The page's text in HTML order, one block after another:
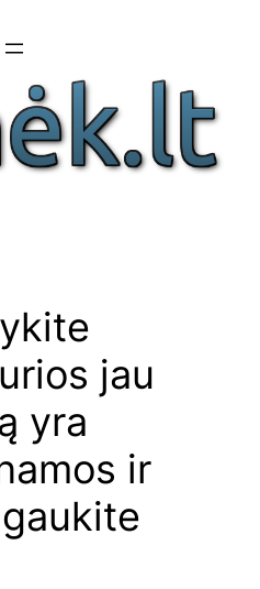
jau
yra
ir